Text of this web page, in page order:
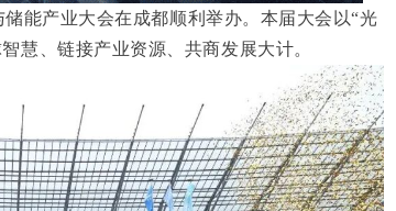
能产业大会在成都顺利举办。本届大会以“光
慧、链接产业资源、共商发展大计。